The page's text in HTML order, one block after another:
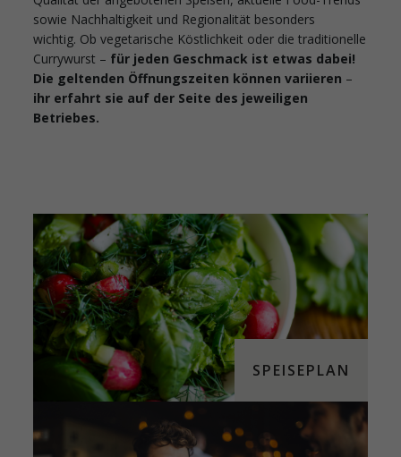
sowie Nachhaltigkeit und Regionalität besonders
wichtig. Ob vegetarische Köstlichkeit oder die traditionelle
Currywurst – für jeden Geschmack ist etwas dabei!
Die geltenden Öffnungszeiten können variieren –
ihr erfahrt sie auf der Seite des jeweiligen
Betriebes.
SPEISEPLAN